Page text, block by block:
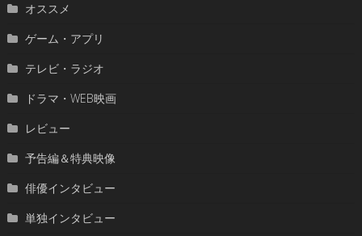
オススメ
ゲーム・アプリ
テレビ・ラジオ
ドラマ・WEB映画
レビュー
予告編＆特典映像
俳優インタビュー
単独インタビュー